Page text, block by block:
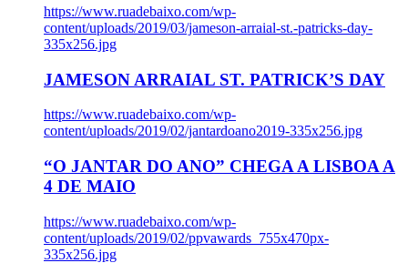
https://www.ruadebaixo.com/wp-
content/uploads/2019/03/jameson-arraial-st.-patricks-day-
335x256.jpg
JAMESON ARRAIAL ST. PATRICK’S DAY
https://www.ruadebaixo.com/wp-
content/uploads/2019/02/jantardoano2019-335x256.jpg
“O JANTAR DO ANO” CHEGA A LISBOA A
4 DE MAIO
https://www.ruadebaixo.com/wp-
content/uploads/2019/02/ppvawards_755x470px-
335x256.jpg